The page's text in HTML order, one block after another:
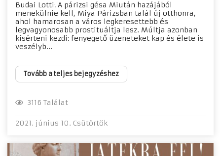
Budai Lotti: A párizsi gésa Miután ​hazájából
menekülnie kell, Miya Párizsban talál új otthonra,
ahol hamarosan a város legkeresettebb és
legvagyonosabb prostituáltja lesz. Múltja azonban
kísérteni kezdi: fenyegető üzeneteket kap és élete is
veszélyb...
Tovább a teljes bejegyzéshez
3116 Találat
2021. június 10. Csütörtök